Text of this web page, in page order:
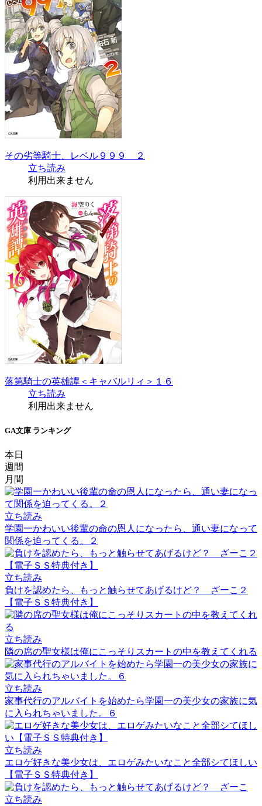
その劣等騎士、レベル９９９ ２
立ち読み
利用出来ません
落第騎士の英雄譚＜キャバルリィ＞１６
立ち読み
利用出来ません
GA文庫 ランキング
本日
週間
月間
立ち読み
学園一かわいい後輩の命の恩人になったら、通い妻になって
関係を迫ってくる。２
立ち読み
負けを認めたら、もっと触らせてあげるけど？ ざーこ２
【電子ＳＳ特典付き】
立ち読み
隣の席の聖女様は俺にこっそりスカートの中を教えてくれる
立ち読み
家事代行のアルバイトを始めたら学園一の美少女の家族に気
に入られちゃいました。６
立ち読み
エロゲ好きな美少女は、エロゲみたいなこと全部シてほしい
【電子ＳＳ特典付き】
立ち読み